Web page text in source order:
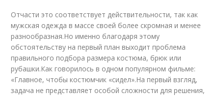
Отчасти это соответствует действительности, так как
мужская одежда в массе своей более скромная и менее
разнообразная.Но именно благодаря этому
обстоятельству на первый план выходит проблема
правильного подбора размера костюма, брюк или
рубашки.Как говорилось в одном популярном фильме:
«Главное, чтобы костюмчик «сидел».На первый взгляд,
задача не представляет особой сложности для решения,